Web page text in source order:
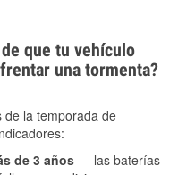
que tu vehículo
una tormenta?
la temporada de
de 3 años — las baterías